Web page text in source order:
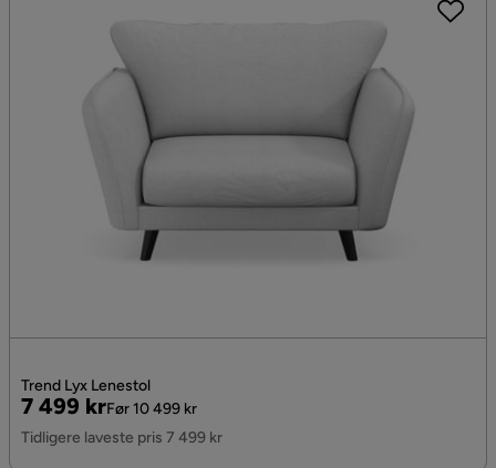
Trend Lyx Lenestol
Pris
7 499 kr
Original
Pris
Før 10 499 kr
Tidligere laveste pris 7 499 kr